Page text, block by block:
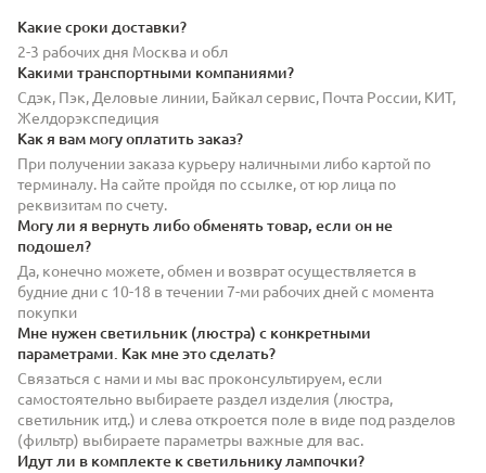
Какие сроки доставки?
2-3 рабочих дня Москва и обл
Какими транспортными компаниями?
Сдэк, Пэк, Деловые линии, Байкал сервис, Почта России, КИТ,
Желдорэкспедиция
Как я вам могу оплатить заказ?
При получении заказа курьеру наличными либо картой по
терминалу. На сайте пройдя по ссылке, от юр лица по
реквизитам по счету.
Могу ли я вернуть либо обменять товар, если он не
подошел?
Да, конечно можете, обмен и возврат осуществляется в
будние дни с 10-18 в течении 7-ми рабочих дней с момента
покупки
Мне нужен светильник (люстра) с конкретными
параметрами. Как мне это сделать?
Связаться с нами и мы вас проконсультируем, если
самостоятельно выбираете раздел изделия (люстра,
светильник итд.) и слева откроется поле в виде под разделов
(фильтр) выбираете параметры важные для вас.
Идут ли в комплекте к светильнику лампочки?